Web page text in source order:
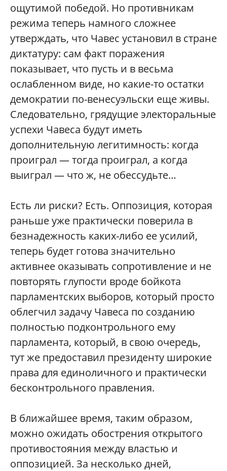
ощутимой победой. Но противникам
режима теперь намного сложнее
утверждать, что Чавес установил в стране
диктатуру: сам факт поражения
показывает, что пусть и в весьма
ослабленном виде, но какие-то остатки
демократии по-венесуэльски еще живы.
Следовательно, грядущие электоральные
успехи Чавеса будут иметь
дополнительную легитимность: когда
проиграл — тогда проиграл, а когда
выиграл — что ж, не обессудьте…
Есть ли риски? Есть. Оппозиция, которая
раньше уже практически поверила в
безнадежность каких-либо ее усилий,
теперь будет готова значительно
активнее оказывать сопротивление и не
повторять глупости вроде бойкота
парламентских выборов, который просто
облегчил задачу Чавеса по созданию
полностью подконтрольного ему
парламента, который, в свою очередь,
тут же предоставил президенту широкие
права для единоличного и практически
бесконтрольного правления.
В ближайшее время, таким образом,
можно ожидать обострения открытого
противостояния между властью и
оппозицией. За несколько дней,